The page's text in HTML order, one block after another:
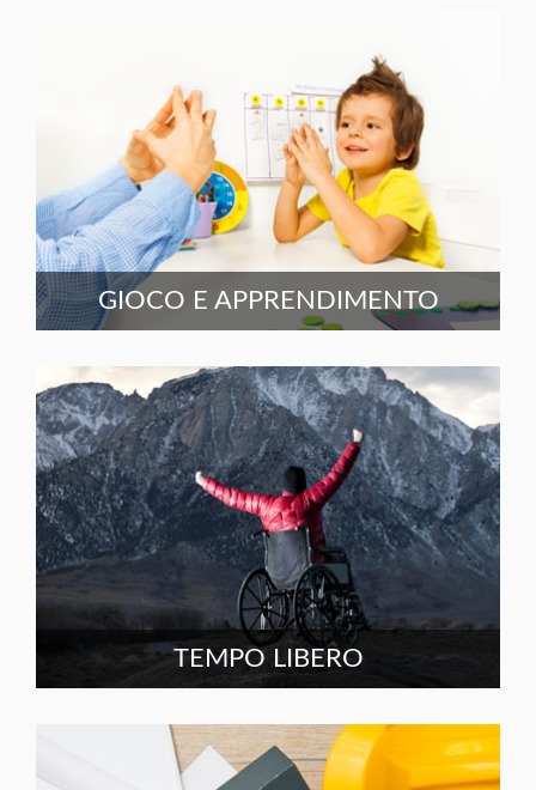
GIOCO E APPRENDIMENTO
TEMPO LIBERO